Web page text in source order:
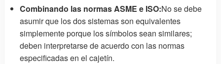
Combinando las normas ASME e ISO:No se debe
asumir que los dos sistemas son equivalentes
simplemente porque los símbolos sean similares;
deben interpretarse de acuerdo con las normas
especificadas en el cajetín.